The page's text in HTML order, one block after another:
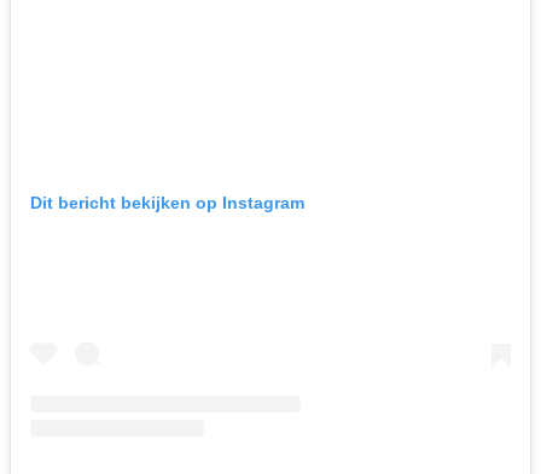
Dit bericht bekijken op Instagram